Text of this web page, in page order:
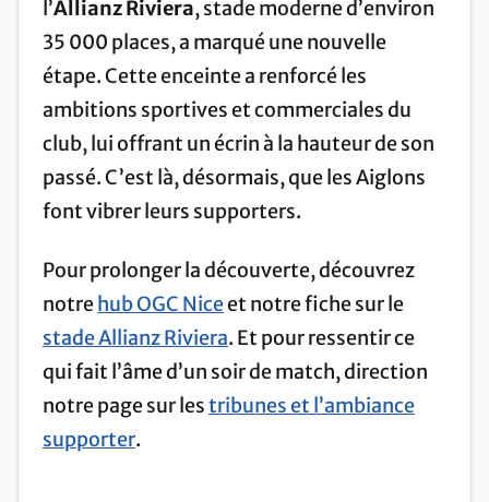
l’Allianz Riviera, stade moderne d’environ
35 000 places, a marqué une nouvelle
étape. Cette enceinte a renforcé les
ambitions sportives et commerciales du
club, lui offrant un écrin à la hauteur de son
passé. C’est là, désormais, que les Aiglons
font vibrer leurs supporters.
Pour prolonger la découverte, découvrez
notrehub OGC Niceet notre fiche sur le
stade Allianz Riviera. Et pour ressentir ce
qui fait l’âme d’un soir de match, direction
notre page sur lestribunes et l’ambiance
supporter.